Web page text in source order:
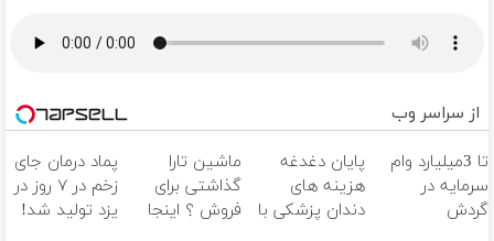
از سراسر وب
تا 3میلیارد وام
سرمایه در
گردش
پایان دغدغه
هزینه های
دندان پزشکی با
ماشین تارا
گذاشتی برای
فروش ؟ اینجا
پماد درمان جای
زخم در ۷ روز در
یزد تولید شد!